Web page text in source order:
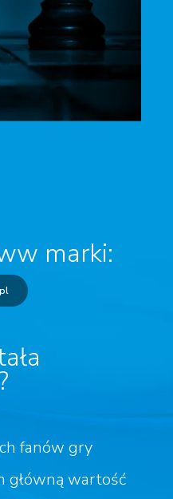
marki:
fanów gry
główną wartość